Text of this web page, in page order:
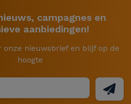
campagnes en
aanbiedingen!
onze nieuwsbrief en blijf op de
hoogte